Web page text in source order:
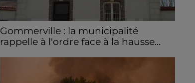
Gommerville : la municipalité
rappelle à l'ordre face à la hausse...
gaspillé : face à la hausse des incivilités, la